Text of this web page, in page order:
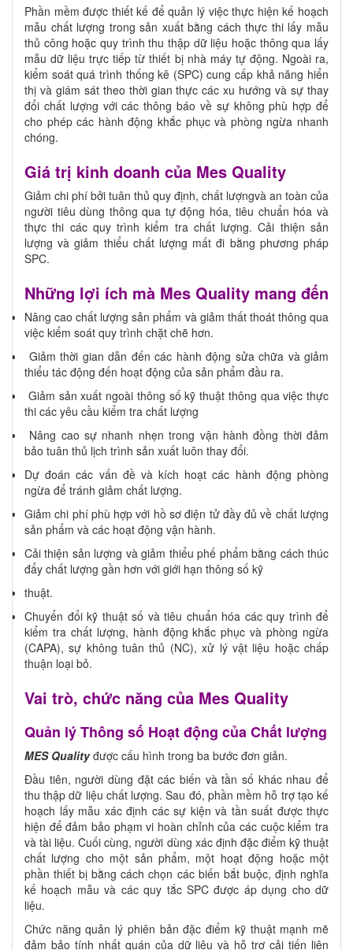
Phần mềm được thiết kế để quản lý việc thực hiện kế hoạch
mẫu chất lượng trong sản xuất bằng cách thực thi lấy mẫu
thủ công hoặc quy trình thu thập dữ liệu hoặc thông qua lấy
mẫu dữ liệu trực tiếp từ thiết bị nhà máy tự động. Ngoài ra,
kiểm soát quá trình thống kê (SPC) cung cấp khả năng hiển
thị và giám sát theo thời gian thực các xu hướng và sự thay
đổi chất lượng với các thông báo về sự không phù hợp để
cho phép các hành động khắc phục và phòng ngừa nhanh
chóng.
Giá trị kinh doanh của Mes Quality
Giảm chi phí bởi tuân thủ quy định, chất lượngvà an toàn của
người tiêu dùng thông qua tự động hóa, tiêu chuẩn hóa và
thực thi các quy trình kiểm tra chất lượng. Cải thiện sản
lượng và giảm thiểu chất lượng mất đi bằng phương pháp
SPC.
Những lợi ích mà Mes Quality mang đến
Nâng cao chất lượng sản phẩm và giảm thất thoát thông qua
việc kiểm soát quy trình chặt chẽ hơn.
Giảm thời gian dẫn đến các hành động sửa chữa và giảm
thiểu tác động đến hoạt động của sản phẩm đầu ra.
Giảm sản xuất ngoài thông số kỹ thuật thông qua việc thực
thi các yêu cầu kiểm tra chất lượng
Nâng cao sự nhanh nhẹn trong vận hành đồng thời đảm
bảo tuân thủ lịch trình sản xuất luôn thay đổi.
Dự đoán các vấn đề và kích hoạt các hành động phòng
ngừa để tránh giảm chất lượng.
Giảm chi phí phù hợp với hồ sơ điện tử đầy đủ về chất lượng
sản phẩm và các hoạt động vận hành.
Cải thiện sản lượng và giảm thiểu phế phẩm bằng cách thúc
đẩy chất lượng gần hơn với giới hạn thông số kỹ
thuật.
Chuyển đổi kỹ thuật số và tiêu chuẩn hóa các quy trình để
kiểm tra chất lượng, hành động khắc phục và phòng ngừa
(CAPA), sự không tuân thủ (NC), xử lý vật liệu hoặc chấp
thuận loại bỏ.
Vai trò, chức năng của Mes Quality
Quản lý Thông số Hoạt động của Chất lượng
MES Qualityđược cấu hình trong ba bước đơn giản.
Đầu tiên, người dùng đặt các biến và tần số khác nhau để
thu thập dữ liệu chất lượng. Sau đó, phần mềm hỗ trợ tạo kế
hoạch lấy mẫu xác định các sự kiện và tần suất được thực
hiện để đảm bảo phạm vi hoàn chỉnh của các cuộc kiểm tra
và tài liệu. Cuối cùng, người dùng xác định đặc điểm kỹ thuật
chất lượng cho một sản phẩm, một hoạt động hoặc một
phần thiết bị bằng cách chọn các biến bắt buộc, định nghĩa
kế hoạch mẫu và các quy tắc SPC được áp dụng cho dữ
liệu.
Chức năng quản lý phiên bản đặc điểm kỹ thuật mạnh mẽ
đảm bảo tính nhất quán của dữ liệu và hỗ trợ cải tiến liên